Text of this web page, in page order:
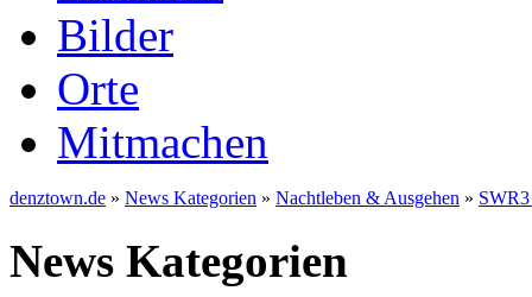
Bilder
Orte
Mitmachen
denztown.de » News Kategorien » Nachtleben & Ausgehen »
News Kategorien